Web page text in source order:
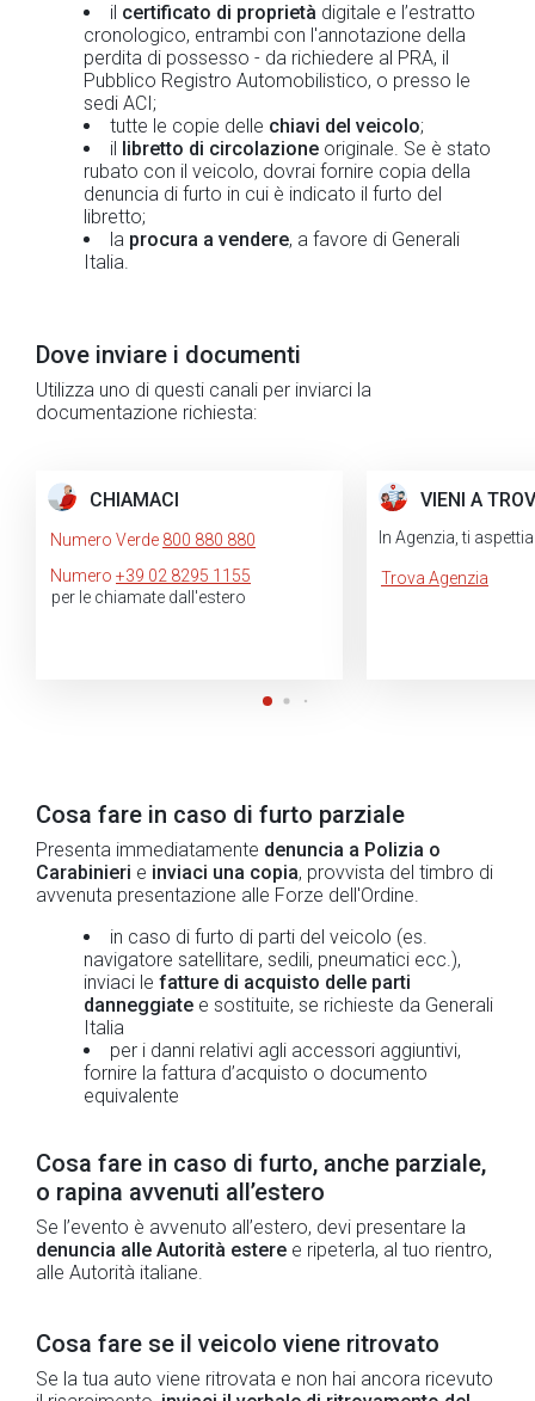
il certificato di proprietà digitale e l’estratto
cronologico, entrambi con l'annotazione della
perdita di possesso - da richiedere al PRA, il
Pubblico Registro Automobilistico, o presso le
sedi ACI;
tutte le copie delle chiavi del veicolo;
il libretto di circolazione originale. Se è stato
rubato con il veicolo, dovrai fornire copia della
denuncia di furto in cui è indicato il furto del
libretto;
la procura a vendere, a favore di Generali
Italia.
Dove inviare i documenti
Utilizza uno di questi canali per inviarci la
documentazione richiesta:
CHIAMACI
Numero Verde 800 880 880
Numero +39 02 8295 1155
per le chiamate dall'estero
VIENI A
In Agenzia, ti
Trova Agenzia
Cosa fare in caso di furto parziale
Presenta immediatamente denuncia a Polizia o
Carabinieri e inviaci una copia, provvista del timbro di
avvenuta presentazione alle Forze dell'Ordine.
in caso di furto di parti del veicolo (es.
navigatore satellitare, sedili, pneumatici ecc.),
inviaci le fatture di acquisto delle parti
danneggiate e sostituite, se richieste da Generali
Italia
per i danni relativi agli accessori aggiuntivi,
fornire la fattura d’acquisto o documento
equivalente
Cosa fare in caso di furto, anche parziale,
o rapina avvenuti all’estero
Se l’evento è avvenuto all’estero, devi presentare la
denuncia alle Autorità estere e ripeterla, al tuo rientro,
alle Autorità italiane.
Cosa fare se il veicolo viene ritrovato
Se la tua auto viene ritrovata e non hai ancora ricevuto